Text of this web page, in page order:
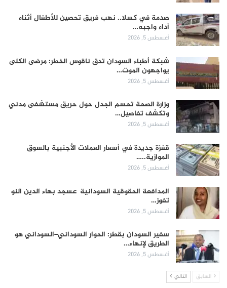
صدمة في كسلا.. نهب فريق تحصين للأطفال أثناء
أداء واجبه…
أغسطس 5, 2026
شبكة أطباء السودان تدق ناقوس الخطر: مرضى الكلى
يواجهون الموت…
أغسطس 5, 2026
وزارة الصحة تحسم الجدل حول حريق مستشفى مدني
وتكشف تفاصيل…
أغسطس 5, 2026
قفزة جديدة في أسعار العملات الأجنبية بالسوق
الموازية..…
أغسطس 5, 2026
المدافعة الحقوقية السودانية عسجد بهاء الدين النو
تفوز…
أغسطس 5, 2026
سفير السودان بقطر: الحوار السوداني–السوداني هو
الطريق لإنهاء…
أغسطس 5, 2026
السابق التالي